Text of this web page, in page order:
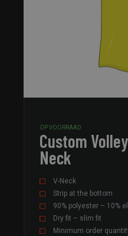
OP VOORRAAD
Custom
Neck
V-Neck
Strip at the bottom
90% polyester – 10%
Dry fit – slim fit
Minimum order